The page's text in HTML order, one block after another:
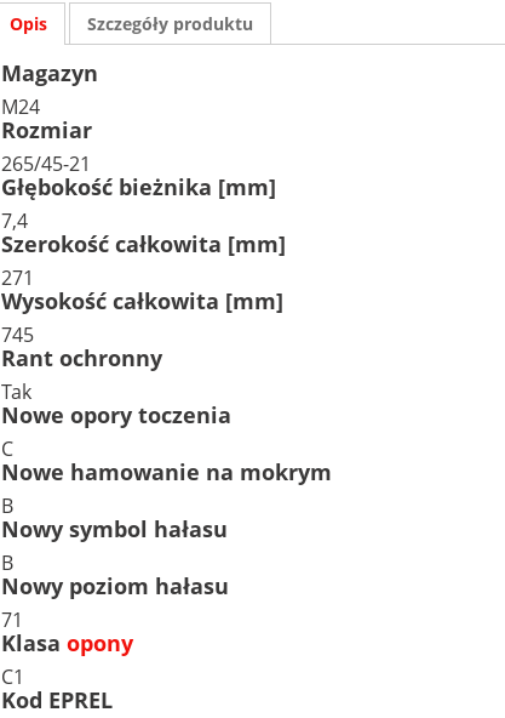
Opis Szczegóły produktu
Magazyn
M24
Rozmiar
265/45-21
Głębokość bieżnika [mm]
7,4
Szerokość całkowita [mm]
271
Wysokość całkowita [mm]
745
Rant ochronny
Tak
Nowe opory toczenia
C
Nowe hamowanie na mokrym
B
Nowy symbol hałasu
B
Nowy poziom hałasu
71
Klasaopony
C1
Kod EPREL